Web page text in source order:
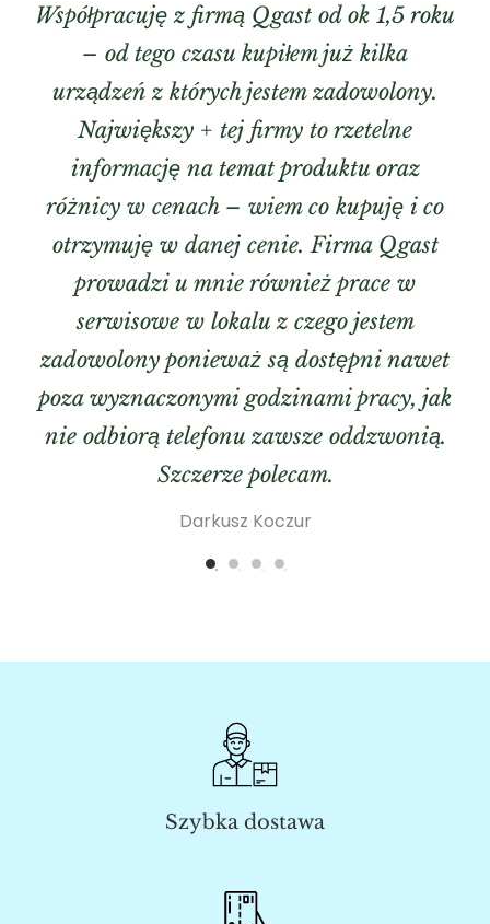
Współpracuję z firmą Qgast od ok 1,5 roku
– od tego czasu kupiłem już kilka
urządzeń z których jestem zadowolony.
Największy + tej firmy to rzetelne
informację na temat produktu oraz
różnicy w cenach – wiem co kupuję i co
otrzymuję w danej cenie. Firma Qgast
prowadzi u mnie również prace w
serwisowe w lokalu z czego jestem
zadowolony ponieważ są dostępni nawet
poza wyznaczonymi godzinami pracy, jak
nie odbiorą telefonu zawsze oddzwonią.
Szczerze polecam.
Darkusz Koczur
Szybka dostawa